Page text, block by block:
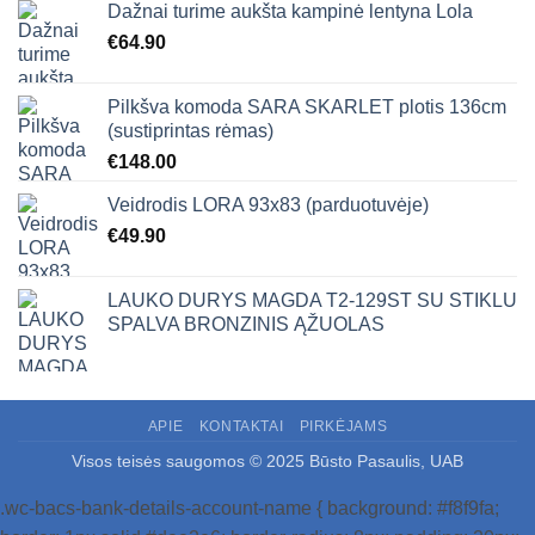
Dažnai turime aukšta kampinė lentyna Lola
€64.90
Pilkšva komoda SARA SKARLET plotis 136cm
(sustiprintas rėmas)
€148.00
Veidrodis LORA 93x83 (parduotuvėje)
€49.90
LAUKO DURYS MAGDA T2-129ST SU STIKLU
SPALVA BRONZINIS ĄŽUOLAS
APIE KONTAKTAI PIRKĖJAMS
Visos teisės saugomos © 2025 Būsto Pasaulis, UAB
.wc-bacs-bank-details-account-name { background: #f8f9fa;